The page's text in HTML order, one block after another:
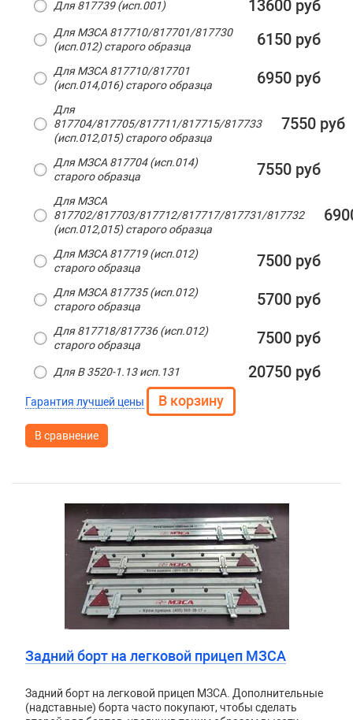
Для 817739 (исп.001) 13600 руб
Для МЗСА 817710/817701/817730
(исп.012) старого образца
6150 руб
Для МЗСА 817710/817701
(исп.014,016) старого образца
6950 руб
Для
817704/817705/817711/817715/817733
(исп.012,015) старого образца
7550 руб
Для МЗСА 817704 (исп.014)
старого образца
7550 руб
Для МЗСА
817702/817703/817712/817717/817731/817732
(исп.012,015) старого образца
Для МЗСА 817719 (исп.012)
старого образца
7500 руб
Для МЗСА 817735 (исп.012)
старого образца
5700 руб
Для 817718/817736 (исп.012)
старого образца
7500 руб
Для B 3520-1.13 исп.131 20750 руб
Гарантия лучшей цены
В сравнение
Задний борт на легковой прицеп МЗСА
Задний борт на легковой прицеп МЗСА. Дополнительные
(надставные) борта часто покупают, чтобы сделать